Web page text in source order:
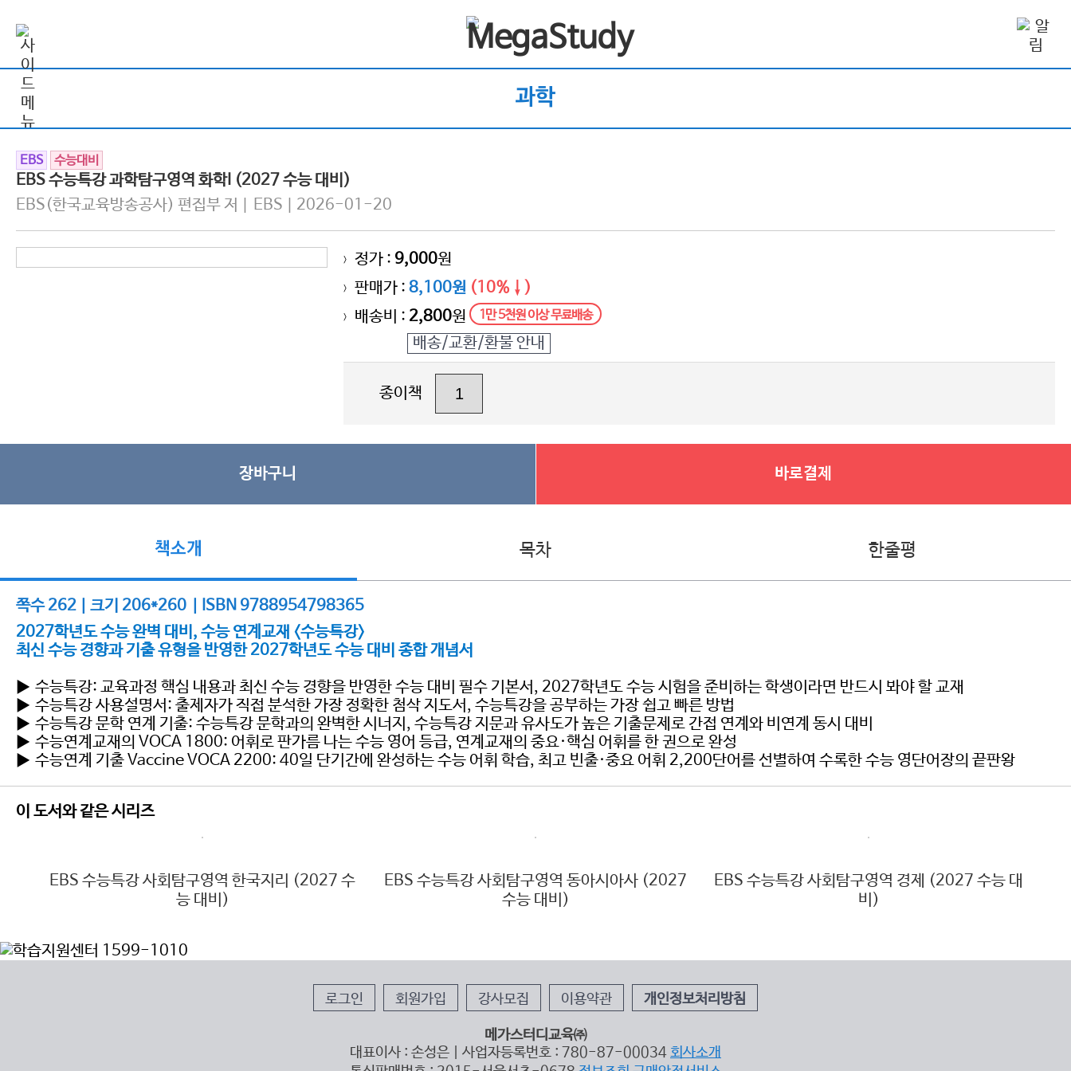
과학
EBS 수능대비
EBS 수능특강 과학탐구영역 화학I (2027 수능 대비)
EBS(한국교육방송공사) 편집부 저 | EBS | 2026-01-20
> 정가 : 9,000원
> 판매가 :8,100원 (10%↓)
> 배송비 : 2,800원 1만 5천원 이상 무료배송
배송/교환/환불 안내
종이책
장바구니 바로결제
책소개 목차 한줄평
쪽수 262 | 크기 206*260 | ISBN 9788954798365
2027학년도 수능 완벽 대비, 수능 연계교재 <수능특강>
최신 수능 경향과 기출 유형을 반영한 2027학년도 수능 대비 종합 개념서
▶ 수능특강: 교육과정 핵심 내용과 최신 수능 경향을 반영한 수능 대비 필수 기본서, 2027학년도 수능 시험을 준비하는 학생이라면 반드시 봐야 할 교재
▶ 수능특강 사용설명서: 출제자가 직접 분석한 가장 정확한 첨삭 지도서, 수능특강을 공부하는 가장 쉽고 빠른 방법
▶ 수능특강 문학 연계 기출: 수능특강 문학과의 완벽한 시너지, 수능특강 지문과 유사도가 높은 기출문제로 간접 연계와 비연계 동시 대비
▶ 수능연계교재의 VOCA 1800: 어휘로 판가름 나는 수능 영어 등급, 연계교재의 중요·핵심 어휘를 한 권으로 완성
▶ 수능연계 기출 Vaccine VOCA 2200: 40일 단기간에 완성하는 수능 어휘 학습, 최고 빈출·중요 어휘 2,200단어를 선별하여 수록한 수능 영단어장의 끝판왕
이 도서와 같은 시리즈
EBS 수능특강 사회탐구영역 한국지리 (2027 수
능 대비)
EBS 수능특강 사회탐구영역 동아시아사 (2027
수능 대비)
EBS 수능특강 사회탐구영역 경제 (2027 수능 대
비)
로그인 회원가입 강사모집 이용약관 개인정보처리방침
메가스터디교육㈜
대표이사 : 손성은 | 사업자등록번호 : 780-87-00034 회사소개